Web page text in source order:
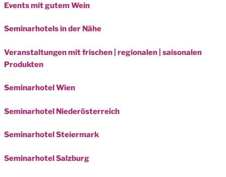
Events mit gutem Wein
Seminarhotels in der Nähe
Veranstaltungen mit frischen | regionalen | saisonalen
Produkten
Seminarhotel Wien
Seminarhotel Niederösterreich
Seminarhotel Steiermark
Seminarhotel Salzburg